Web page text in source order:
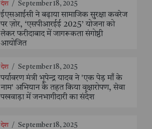
देश / September 18, 2025
ईएसआईसी ने बढ़ाया सामाजिक सुरक्षा कवरेज
पर ज़ोर, ‘एसपीआरईई 2025’ योजना को
लेकर फरीदाबाद में जागरूकता संगोष्ठी
आयोजित
देश / September 18, 2025
पर्यावरण मंत्री भूपेन्द्र यादव ने 'एक पेड़ माँ के
नाम' अभियान के तहत किया वृक्षारोपण, सेवा
पखवाड़ा में जनभागीदारी का संदेश
देश / September 18, 2025